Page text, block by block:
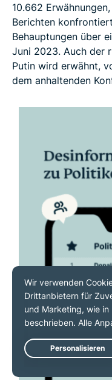
10.662
Berichten
Behauptungen über
Juni 2023. Auch der
Putin wird erwähnt,
dem anhaltenden